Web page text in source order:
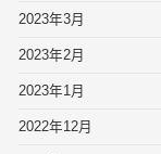
2023年3月
2023年2月
2023年1月
2022年12月